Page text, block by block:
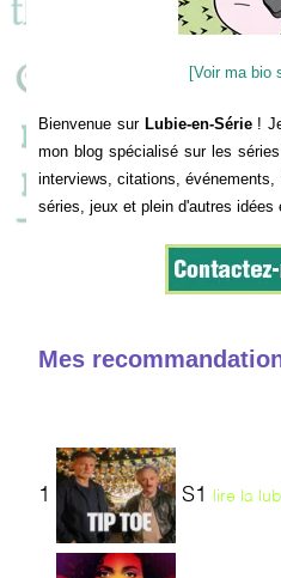
[Voir ma bio
Bienvenue sur Lubie-en-Série!
mon blog spécialisé sur les
interviews, citations,
séries, jeux et plein d'autres idées
Mes
1 S1 lire la